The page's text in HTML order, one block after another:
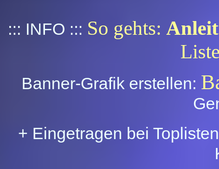
::: INFO ::: So gehts:
Banner-Grafik erstellen:
+ Eingetragen bei